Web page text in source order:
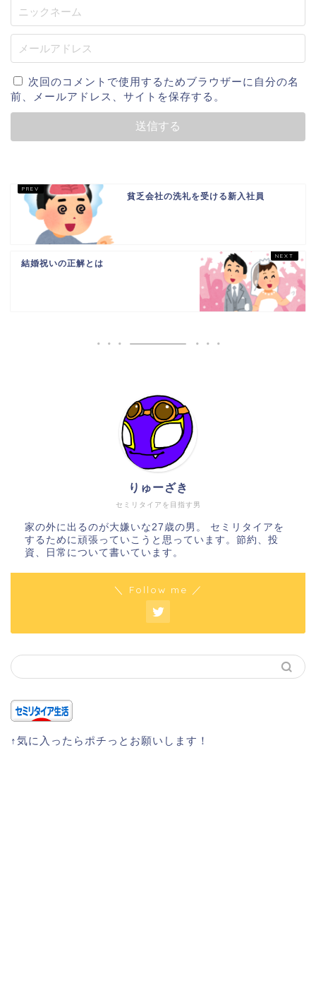
次回のコメントで使用するためブラウザーに自分の名
前、メールアドレス、サイトを保存する。
貧乏会社の洗礼を受ける新入社員
結婚祝いの正解とは
セミリタイアを目指す男
りゅーざき
家の外に出るのが大嫌いな27歳の男。 セミリタイアを
するために頑張っていこうと思っています。節約、投
資、日常について書いています。
＼ Follow me ／
↑気に入ったらポチっとお願いします！